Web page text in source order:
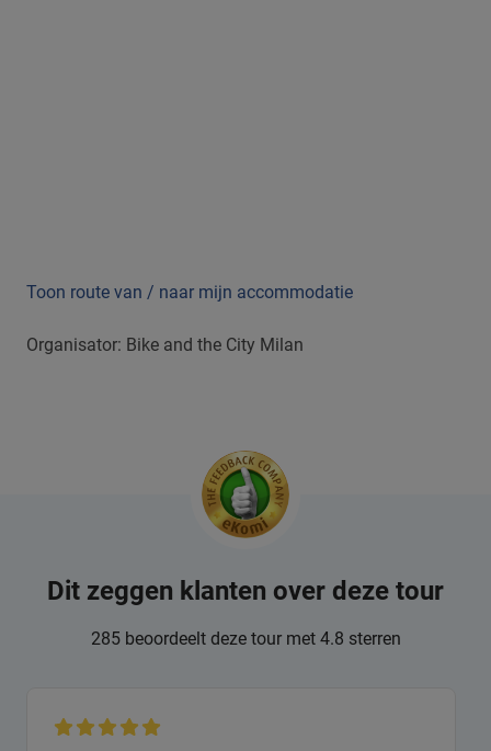
Toon route van / naar mijn accommodatie
Organisator: Bike and the City Milan
Dit zeggen klanten over deze tour
285 beoordeelt deze tour met 4.8 sterren